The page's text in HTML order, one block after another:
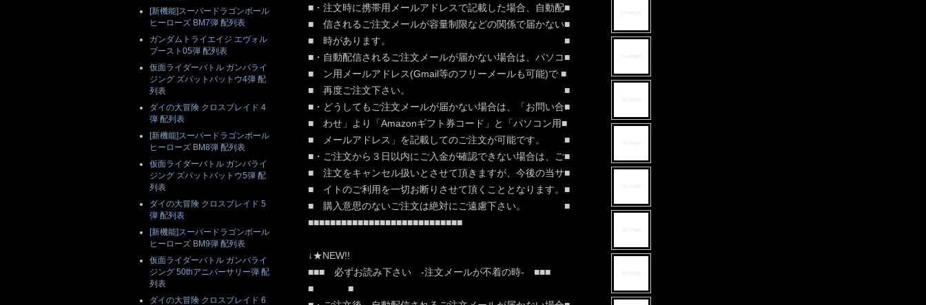
■・注文時に携帯用メールアドレスで記載した場合、自動配■
■ 信されるご注文メールが容量制限などの関係で届かない■
■ 時があります。 ■
■・自動配信されるご注文メールが届かない場合は、パソコ■
■ ン用メールアドレス(Gmail等のフリーメールも可能)で ■
■ 再度ご注文下さい。 ■
■・どうしてもご注文メールが届かない場合は、「お問い合■
■ わせ」より「Amazonギフト券コード」と「パソコン用■
■ メールアドレス」を記載してのご注文が可能です。 ■
■・ご注文から３日以内にご入金が確認できない場合は、ご■
■ 注文をキャンセル扱いとさせて頂きますが、今後の当サ■
■ イトのご利用を一切お断りさせて頂くこととなります。■
■ 購入意思のないご注文は絶対にご遠慮下さい。 ■
■■■■■■■■■■■■■■■■■■■■■■■■■■■■
↓★NEW!!
■■■ 必ずお読み下さい -注文メールが不着の時- ■■■
■ ■
[新機能]スーパードラゴンボール
ヒーローズ BM7弾 配列表
ガンダムトライエイジ エヴォル
ブースト05弾 配列表
仮面ライダーバトル ガンバライ
ジング ズバットバットウ4弾 配
列表
ダイの大冒険 クロスブレイド 4
弾 配列表
[新機能]スーパードラゴンボール
ヒーローズ BM8弾 配列表
仮面ライダーバトル ガンバライ
ジング ズバットバットウ5弾 配
列表
ダイの大冒険 クロスブレイド 5
弾 配列表
[新機能]スーパードラゴンボール
ヒーローズ BM9弾 配列表
仮面ライダーバトル ガンバライ
ジング 50thアニバーサリー弾 配
列表
ダイの大冒険 クロスブレイド 6